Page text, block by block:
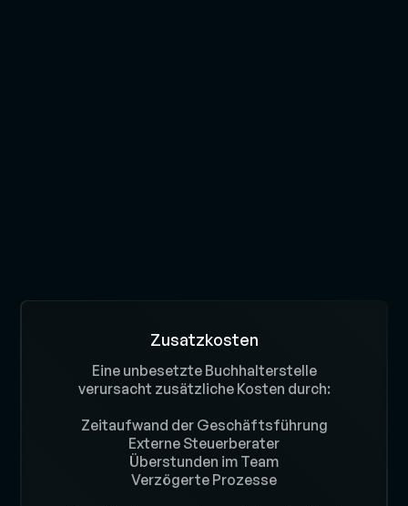
Direkter wirtschaftlicher Schaden
Fehlt ein Buchhalter, entstehen schnell
Probleme:
Rechnungen bleiben liegen
Mahnwesen verzögert sich
Monatsabschlüsse verzögern sich
Liquiditätsplanung wird erschwert
Zusatzkosten
Eine unbesetzte Buchhalterstelle
verursacht zusätzliche Kosten durch:
Zeitaufwand der Geschäftsführung
Externe Steuerberater
Überstunden im Team
Verzögerte Prozesse